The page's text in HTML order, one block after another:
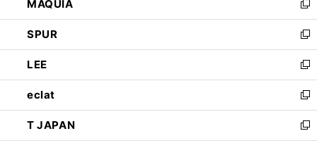
ド
ウ
で
開
く
ィ
ン
ド
ウ
で
開
く
い
ウ
ィ
ン
ド
ウ
で
開
く
MAQUIA
新
し
い
ウ
ィ
ン
ド
ウ
で
開
SPUR
新
し
い
ウ
ィ
ン
ド
ウ
LEE
新
し
い
ウ
ィ
ン
eclat
新
し
い
ウ
T JAPAN
新
し